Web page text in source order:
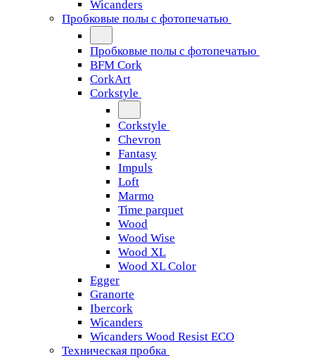
Wicanders
Пробковые полы с фотопечатью
Пробковые полы с фотопечатью
BFM Cork
CorkArt
Corkstyle
Corkstyle
Chevron
Fantasy
Impuls
Loft
Marmo
Time parquet
Wood
Wood Wise
Wood XL
Wood XL Color
Egger
Granorte
Ibercork
Wicanders
Wicanders Wood Resist ECO
Техническая пробка